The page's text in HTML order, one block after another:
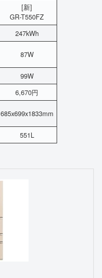
[新]
GR-T550FZ
247kWh
87W
99W
6,670円
685x699x1833mm
551L